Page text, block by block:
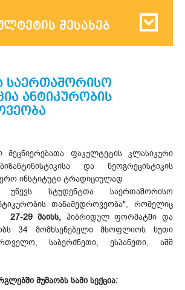
შესახებ
საერთაშორისო
ანტიკურობის
მეცნიერებათა ფაკულტეტის კლასიკური
და ნეოგრეცისტიკის
ინსტიტუტი ტრადიციულად
უწევს სტუდენტთა საერთაშორისო
თანამედროვეობა", რომელიც
27-29 მაისს, ჰიბრიდულ ფორმატში და
34 მომხსენებელი მსოფლიოს ხუთი
საბერძნეთი, ესპანეთი, აშშ
მუშაობს სამი სექცია: